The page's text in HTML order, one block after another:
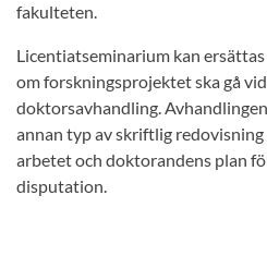
fakulteten.
Licentiatseminarium kan
om forskningsprojektet ska gå
doktorsavhandling.
annan typ av skriftlig
arbetet och doktorandens plan
disputation.